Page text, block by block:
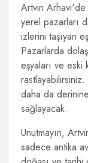
Artvin Arhavi'de
yerel pazarları
izlerini taşıyan
Pazarlarda
eşyaları ve
daha da
sağlayacak.
Unutmayın,
sadece antika